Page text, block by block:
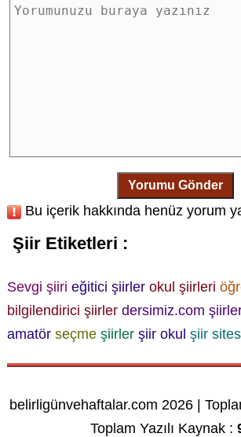
Yorumu Gönder
Bu içerik hakkında henüz yorum
Şiir Etiketleri :
Sevgi şiiri eğitici şiirler okul şiirleri
bilgilendirici şiirler dersimiz.com
amatör seçme şiirler şiir okul şiir
belirligünvehaftalar.com 2026 |
Toplam Yazılı Kaynak :